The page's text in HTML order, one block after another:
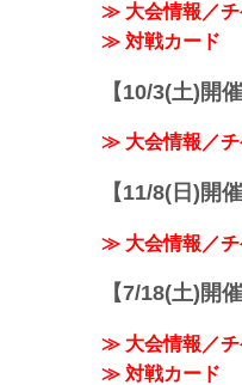
≫ 大会情報／チ
≫ 対戦カード
【10/3(土)開
≫ 大会情報／チ
【11/8(日)開
≫ 大会情報／チ
【7/18(土)開
≫ 大会情報／チ
≫ 対戦カード